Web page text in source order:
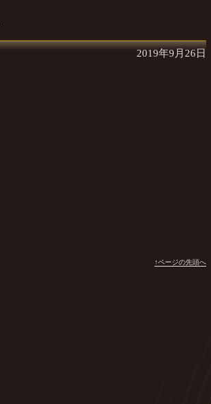
2019年9月26日
↑ページの先頭へ